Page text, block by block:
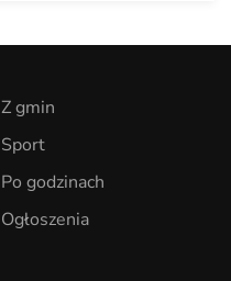
Z gmin
Sport
Po godzinach
Ogłoszenia